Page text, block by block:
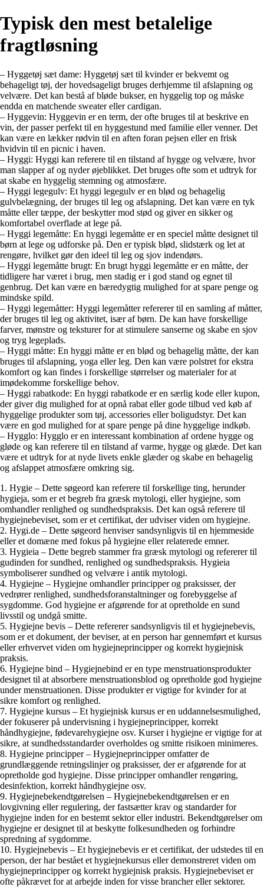
Typisk den mest betalelige
fragtløsning
– Hyggetøj sæt dame: Hyggetøj sæt til kvinder er bekvemt og
behageligt tøj, der hovedsageligt bruges derhjemme til afslapning og
velvære. Det kan bestå af bløde bukser, en hyggelig top og måske
endda en matchende sweater eller cardigan.
– Hyggevin: Hyggevin er en term, der ofte bruges til at beskrive en
vin, der passer perfekt til en hyggestund med familie eller venner. Det
kan være en lækker rødvin til en aften foran pejsen eller en frisk
hvidvin til en picnic i haven.
– Hyggi: Hyggi kan referere til en tilstand af hygge og velvære, hvor
man slapper af og nyder øjeblikket. Det bruges ofte som et udtryk for
at skabe en hyggelig stemning og atmosfære.
– Hyggi legegulv: Et hyggi legegulv er en blød og behagelig
gulvbelægning, der bruges til leg og afslapning. Det kan være en tyk
måtte eller tæppe, der beskytter mod stød og giver en sikker og
komfortabel overflade at lege på.
– Hyggi legemåtte: En hyggi legemåtte er en speciel måtte designet til
børn at lege og udforske på. Den er typisk blød, slidstærk og let at
rengøre, hvilket gør den ideel til leg og sjov indendørs.
– Hyggi legemåtte brugt: En brugt hyggi legemåtte er en måtte, der
tidligere har været i brug, men stadig er i god stand og egnet til
genbrug. Det kan være en bæredygtig mulighed for at spare penge og
mindske spild.
– Hyggi legemåtter: Hyggi legemåtter refererer til en samling af måtter,
der bruges til leg og aktivitet, især af børn. De kan have forskellige
farver, mønstre og teksturer for at stimulere sanserne og skabe en sjov
og tryg legeplads.
– Hyggi måtte: En hyggi måtte er en blød og behagelig måtte, der kan
bruges til afslapning, yoga eller leg. Den kan være polstret for ekstra
komfort og kan findes i forskellige størrelser og materialer for at
imødekomme forskellige behov.
– Hyggi rabatkode: En hyggi rabatkode er en særlig kode eller kupon,
der giver dig mulighed for at opnå rabat eller gode tilbud ved køb af
hyggelige produkter som tøj, accessories eller boligudstyr. Det kan
være en god mulighed for at spare penge på dine hyggelige indkøb.
– Hygglo: Hygglo er en interessant kombination af ordene hygge og
gløde og kan referere til en tilstand af varme, hygge og glæde. Det kan
være et udtryk for at nyde livets enkle glæder og skabe en behagelig
og afslappet atmosfære omkring sig.
1. Hygie – Dette søgeord kan referere til forskellige ting, herunder
hygieja, som er et begreb fra græsk mytologi, eller hygiejne, som
omhandler renlighed og sundhedspraksis. Det kan også referere til
hygiejnebeviset, som er et certifikat, der udviser viden om hygiejne.
2. Hygi.de – Dette søgeord henviser sandsynligvis til en hjemmeside
eller et domæne med fokus på hygiejne eller relaterede emner.
3. Hygieia – Dette begreb stammer fra græsk mytologi og refererer til
gudinden for sundhed, renlighed og sundhedspraksis. Hygieia
symboliserer sundhed og velvære i antik mytologi.
4. Hygiejne – Hygiejne omhandler principper og praksisser, der
vedrører renlighed, sundhedsforanstaltninger og forebyggelse af
sygdomme. God hygiejne er afgørende for at opretholde en sund
livsstil og undgå smitte.
5. Hygiejne bevis – Dette refererer sandsynligvis til et hygiejnebevis,
som er et dokument, der beviser, at en person har gennemført et kursus
eller erhvervet viden om hygiejneprincipper og korrekt hygiejnisk
praksis.
6. Hygiejne bind – Hygiejnebind er en type menstruationsprodukter
designet til at absorbere menstruationsblod og opretholde god hygiejne
under menstruationen. Disse produkter er vigtige for kvinder for at
sikre komfort og renlighed.
7. Hygiejne kursus – Et hygiejnisk kursus er en uddannelsesmulighed,
der fokuserer på undervisning i hygiejneprincipper, korrekt
håndhygiejne, fødevarehygiejne osv. Kurser i hygiejne er vigtige for at
sikre, at sundhedsstandarder overholdes og smitte risikoen minimeres.
8. Hygiejne principper – Hygiejneprincipper omfatter de
grundlæggende retningslinjer og praksisser, der er afgørende for at
opretholde god hygiejne. Disse principper omhandler rengøring,
desinfektion, korrekt håndhygiejne osv.
9. Hygiejnebekendtgørelsen – Hygiejnebekendtgørelsen er en
lovgivning eller regulering, der fastsætter krav og standarder for
hygiejne inden for en bestemt sektor eller industri. Bekendtgørelser om
hygiejne er designet til at beskytte folkesundheden og forhindre
spredning af sygdomme.
10. Hygiejnebevis – Et hygiejnebevis er et certifikat, der udstedes til en
person, der har bestået et hygiejnekursus eller demonstreret viden om
hygiejneprincipper og korrekt hygiejnisk praksis. Hygiejnebeviset er
ofte påkrævet for at arbejde inden for visse brancher eller sektorer.